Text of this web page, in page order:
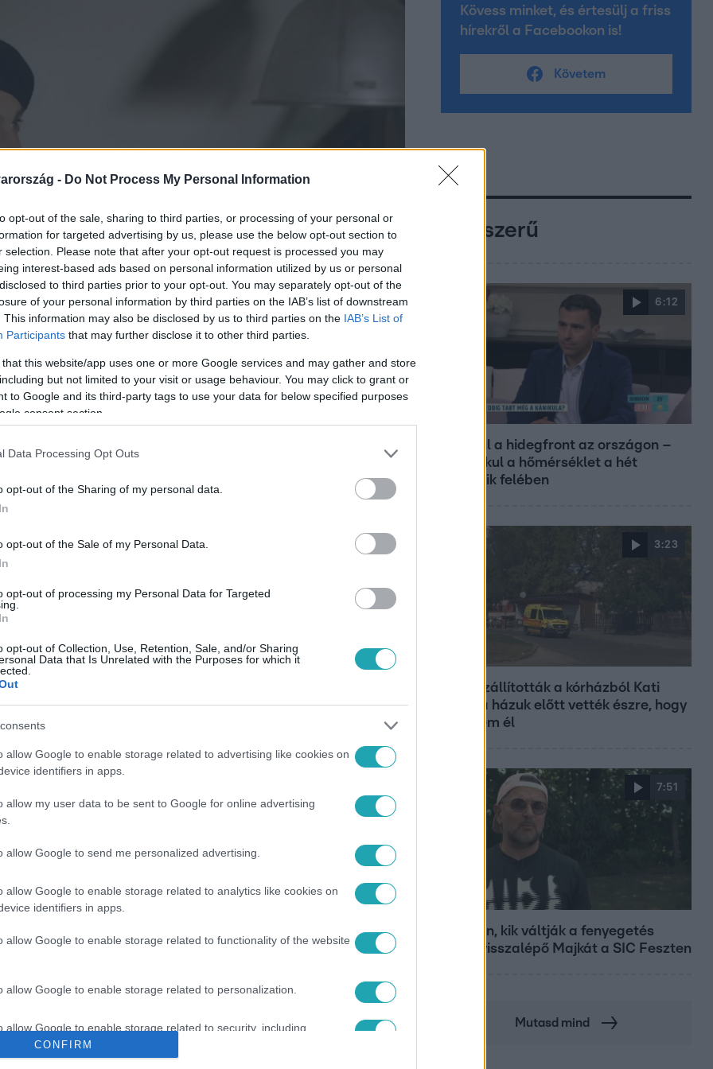
- Do Not Process My Personal Information
opt-out of the sale, sharing to third parties, or processing of your personal or
for targeted advertising by us, please use the below opt-out section to
selection. Please note that after your opt-out request is processed you may
interest-based ads based on personal information utilized by us or personal
to third parties prior to your opt-out. You may separately opt-out of the
of your personal information by third parties on the IAB’s list of downstream
This information may also be disclosed by us to third parties on the IAB’s List of
Participants that may further disclose it to other third parties.
that this website/app uses one or more Google services and may gather and store
but not limited to your visit or usage behaviour. You may click to grant or
to Google and its third-party tags to use your data for below specified purposes
consent section.
Data Processing Opt Outs
opt-out of the Sharing of my personal data.
opt-out of the Sale of my Personal Data.
opt-out of processing my Personal Data for Targeted
opt-out of Collection, Use, Retention, Sale, and/or Sharing
Data that Is Unrelated with the Purposes for which it
allow Google to enable storage related to advertising like cookies on
identifiers in apps.
allow my user data to be sent to Google for online advertising
allow Google to send me personalized advertising.
allow Google to enable storage related to analytics like cookies on
identifiers in apps.
allow Google to enable storage related to functionality of the website
allow Google to enable storage related to personalization.
allow Google to enable storage related to security, including
functionality and fraud prevention, and other user protection.
CONFIRM
abban, hogy melyikük anyukája a
édesanya, aki fia szalagavatóján
legyen a Google-találatokban!
MOHAI TAMÁS SZABÓ SIMON KASZTNER TAMÁS
Kövess minket, és értesülj a friss
hírekről a Facebookon is!
Követem
Népszerű
6:12
Átvonul a hidegfront az országon –
így alakul a hőmérséklet a hét
második felében
3:23
Hazaszállították a kórházból Kati
nénit, a házuk előtt vették észre, hogy
már nem él
7:51
Megvan, kik váltják a fenyegetés
miatt visszalépő Majkát a SIC Feszten
Mutasd mind